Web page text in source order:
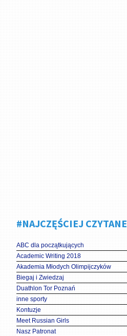
#NAJCZĘŚCIEJ CZYTANE
ABC dla początkujących
Academic Writing 2018
Akademia Młodych Olimpijczyków
Biegaj i Zwiedzaj
Duathlon Tor Poznań
inne sporty
Kontuzje
Meet Russian Girls
Nasz Patronat